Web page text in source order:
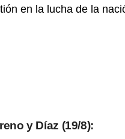
en la lucha de la
y Díaz (19/8):